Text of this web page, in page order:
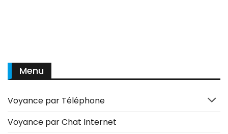
Menu
Voyance par Téléphone
Voyance par Chat Internet